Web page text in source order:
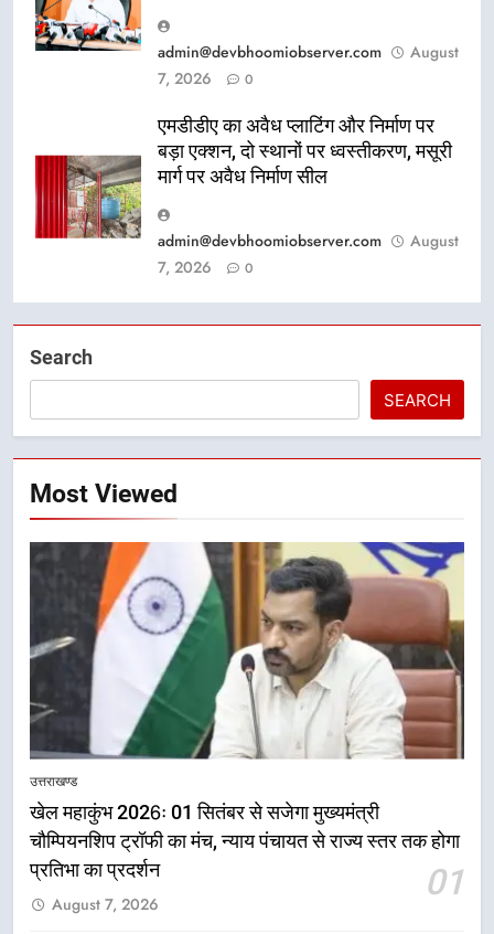
admin@devbhoomiobserver.com
August
7, 2026
0
एमडीडीए का अवैध प्लाटिंग और निर्माण पर
बड़ा एक्शन, दो स्थानों पर ध्वस्तीकरण, मसूरी
मार्ग पर अवैध निर्माण सील
admin@devbhoomiobserver.com
August
7, 2026
0
Search
SEARCH
Most Viewed
उत्तराखण्ड
खेल महाकुंभ 2026ः 01 सितंबर से सजेगा मुख्यमंत्री
चौम्पियनशिप ट्रॉफी का मंच, न्याय पंचायत से राज्य स्तर तक होगा
प्रतिभा का प्रदर्शन
01
August 7, 2026
5
धामी ने उत्कृष्ट बुनकरों और हस्तशिल्प
कारीगरों को किया सम्मानित
उत्तराखण्ड
6